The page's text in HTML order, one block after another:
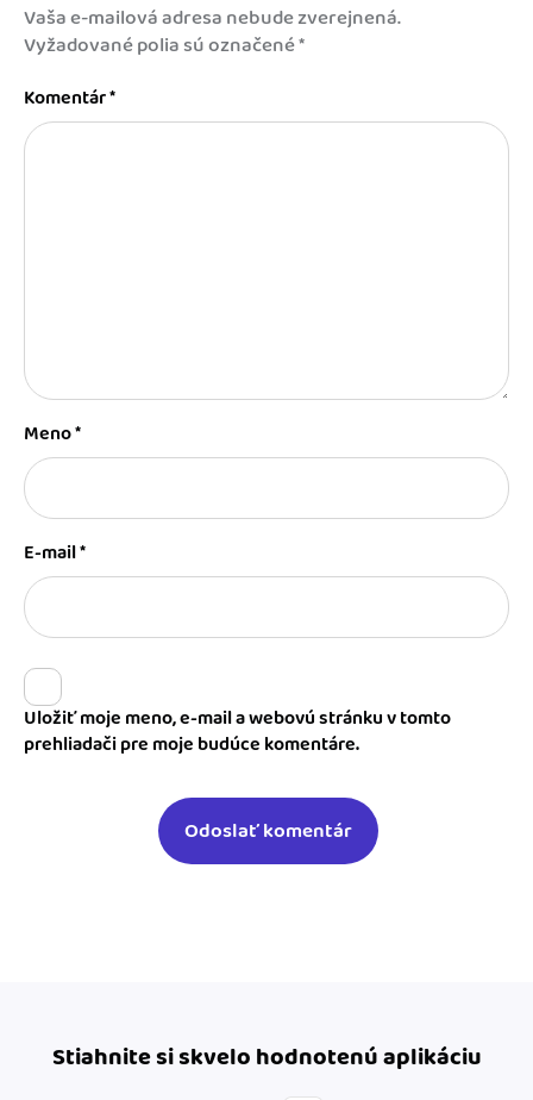
Vaša e-mailová adresa nebude zverejnená.
Vyžadované polia sú označené*
Komentár*
Meno*
E-mail*
Uložiť moje meno, e-mail a webovú stránku v tomto
prehliadači pre moje budúce komentáre.
Stiahnite si skvelo hodnotenú aplikáciu